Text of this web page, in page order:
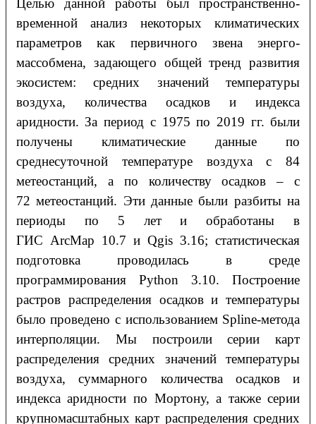
временной анализ некоторых климатических
параметров как первичного звена энерго-
массобмена, задающего общей тренд развития
экосистем: средних значений температуры
воздуха, количества осадков и индекса
аридности. За период с 1975 по 2019 гг. были
получены климатические данные по
среднесуточной температуре воздуха с 84
метеостанций, а по количеству осадков – с
72 метеостанций. Эти данные были разбиты на
периоды по 5 лет и обработаны в
ГИС ArcMap 10.7 и Qgis 3.16; статистическая
подготовка проводилась в среде
программирования Python 3.10. Построение
растров распределения осадков и температуры
было проведено с использованием Spline-метода
интерполяции. Мы построили серии карт
распределения средних значений температуры
воздуха, суммарного количества осадков и
индекса аридности по Мортону, а также серии
крупномасштабных карт распределения средних